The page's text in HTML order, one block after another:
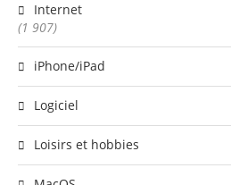
Internet
(1 907)
iPhone/iPad
Logiciel
Loisirs et hobbies